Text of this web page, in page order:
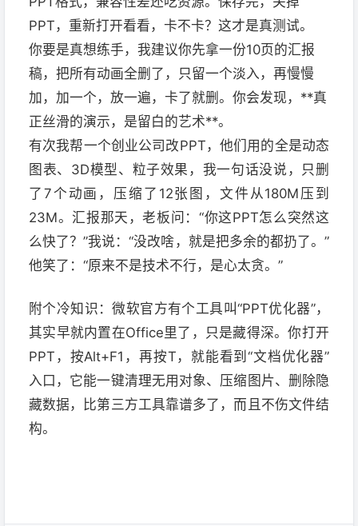
PPT，重新打开看看，卡不卡？这才是真测试。
你要是真想练手，我建议你先拿一份10页的汇报
稿，把所有动画全删了，只留一个淡入，再慢慢
加，加一个，放一遍，卡了就删。你会发现，**真
正丝滑的演示，是留白的艺术**。
有次我帮一个创业公司改PPT，他们用的全是动态
图表、3D模型、粒子效果，我一句话没说，只删
了7个动画，压缩了12张图，文件从180M压到
23M。汇报那天，老板问：“你这PPT怎么突然这
么快了？”我说：“没改啥，就是把多余的都扔了。”
他笑了：“原来不是技术不行，是心太贪。”
附个冷知识：微软官方有个工具叫“PPT优化器”，
其实早就内置在Office里了，只是藏得深。你打开
PPT，按Alt+F1，再按T，就能看到“文档优化器”
入口，它能一键清理无用对象、压缩图片、删除隐
藏数据，比第三方工具靠谱多了，而且不伤文件结
构。